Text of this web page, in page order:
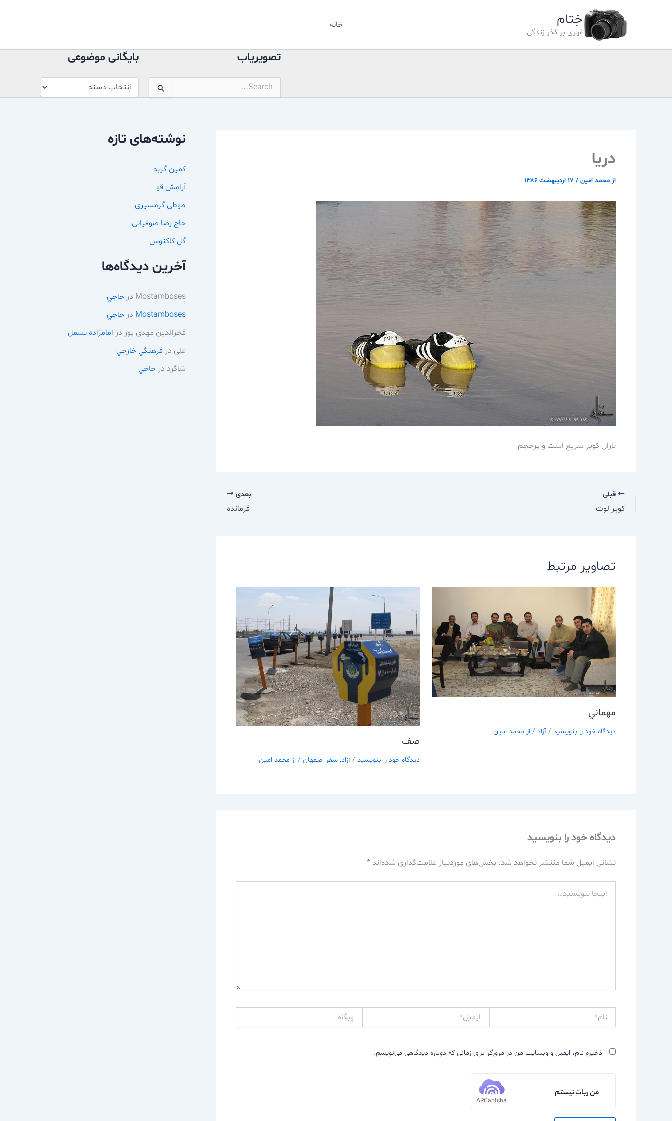
خِتام
مُهری بر گذر زندگی
خانه
تصویریاب
جستجو
برای:
بایگانی موضوعی
دريا
از محمد امین / ۱۷ اردیبهشت ۱۳۸۶
باران كوير سريع است و پرحجم
قبلی
كوير لوت
بعدی
فرمانده
تصاویر مرتبط
مهماني
دیدگاه‌ خود را بنویسید / آزاد / از محمد امین
صف
دیدگاه‌ خود را بنویسید /آزاد,سفر اصفهان / از محمد امین
دیدگاه‌ خود را بنویسید
نشانی ایمیل شما منتشر نخواهد شد. بخش‌های موردنیاز علامت‌گذاری شده‌اند *
بنویسید…
ذخیره نام، ایمیل و وبسایت من در مرورگر برای زمانی که دوباره دیدگاهی می‌نویسم.
من ربات نیستم
ARCaptcha
نوشته‌های تازه
کمین گربه
آرامش قو
طوطی گرمسیری
حاج رضا صوفیانی
گل کاکتوس
آخرین دیدگاه‌ها
Mostamboses در حاجي
Mostamboses در حاجي
فخرالدین مهدی پور در امامزاده بسمل
علی در فرهنگي خارجي
شاگرد در حاجي